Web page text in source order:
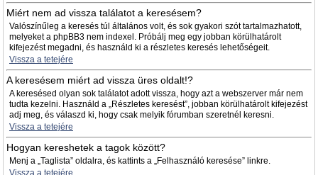
Miért nem ad vissza találatot a keresésem?
Valószínűleg a keresés túl általános volt, és sok gyakori szót tartalmazhatott,
melyeket a phpBB3 nem indexel. Próbálj meg egy jobban körülhatárolt
kifejezést megadni, és használd ki a részletes keresés lehetőségeit.
Vissza a tetejére
A keresésem miért ad vissza üres oldalt!?
A keresésed olyan sok találatot adott vissza, hogy azt a webszerver már nem
tudta kezelni. Használd a „Részletes keresést”, jobban körülhatárolt kifejezést
adj meg, és válaszd ki, hogy csak melyik fórumban szeretnél keresni.
Vissza a tetejére
Hogyan kereshetek a tagok között?
Menj a „Taglista” oldalra, és kattints a „Felhasználó keresése” linkre.